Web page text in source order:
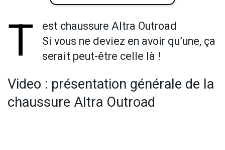
T
est chaussure Altra Outroad
Si vous ne deviez en avoir qu’une, ça
serait peut-être celle là !
Video : présentation générale de la
chaussure Altra Outroad